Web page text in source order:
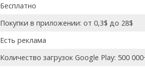
Бесплатно
Покупки в приложении: от 0,3$ до 28$
Есть реклама
Количество загрузок Google Play: 500